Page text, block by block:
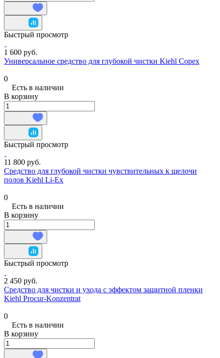
Быстрый просмотр
1 600 руб.
Универсальное средство для глубокой чистки Kiehl Copex
0
Есть в наличии
В корзину
Быстрый просмотр
11 800 руб.
Средство для глубокой чистки чувствительных к щелочи
полов Kiehl Li-Ex
0
Есть в наличии
В корзину
Быстрый просмотр
2 450 руб.
Средство для чистки и ухода с эффектом защитной пленки
Kiehl Procur-Konzentrat
0
Есть в наличии
В корзину